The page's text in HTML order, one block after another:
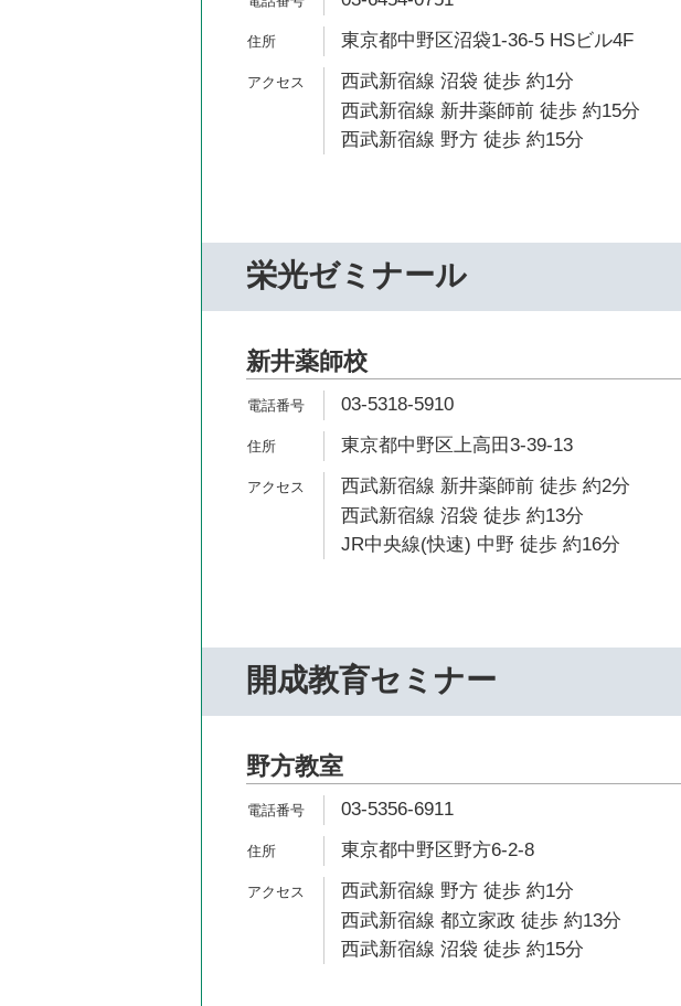
東京都中野区沼袋1-36-5 HSビル4F
西武新宿線 沼袋 徒歩 約1分
西武新宿線 新井薬師前 徒歩 約15分
西武新宿線 野方 徒歩 約15分
栄光ゼミナール
新井薬師校
03-5318-5910
東京都中野区上高田3-39-13
西武新宿線 新井薬師前 徒歩 約2分
西武新宿線 沼袋 徒歩 約13分
JR中央線(快速) 中野 徒歩 約16分
開成教育セミナー
野方教室
03-5356-6911
東京都中野区野方6-2-8
西武新宿線 野方 徒歩 約1分
西武新宿線 都立家政 徒歩 約13分
西武新宿線 沼袋 徒歩 約15分